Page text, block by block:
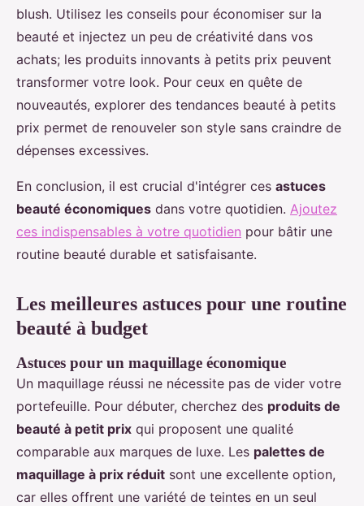
blush. Utilisez les conseils pour économiser sur la
beauté et injectez un peu de créativité dans vos
achats; les produits innovants à petits prix peuvent
transformer votre look. Pour ceux en quête de
nouveautés, explorer des tendances beauté à petits
prix permet de renouveler son style sans craindre de
dépenses excessives.
En conclusion, il est crucial d'intégrer ces astuces
beauté économiques dans votre quotidien. Ajoutez
ces indispensables à votre quotidien pour bâtir une
routine beauté durable et satisfaisante.
Les meilleures astuces pour une routine
beauté à budget
Astuces pour un maquillage économique
Un maquillage réussi ne nécessite pas de vider votre
portefeuille. Pour débuter, cherchez des produits de
beauté à petit prix qui proposent une qualité
comparable aux marques de luxe. Les palettes de
maquillage à prix réduit sont une excellente option,
car elles offrent une variété de teintes en un seul